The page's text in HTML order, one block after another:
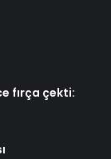
fırça çekti: